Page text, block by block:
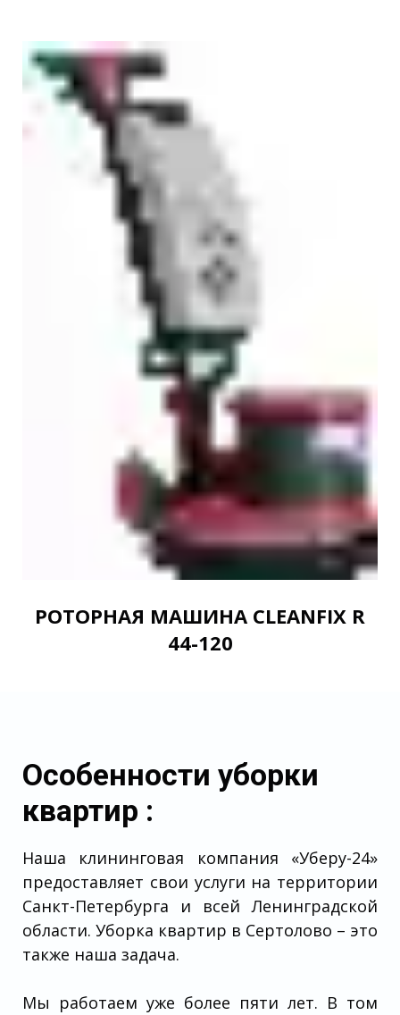
РОТОРНАЯ МАШИНА CLEANFIX R
44-120
Особенности уборки
квартир :
Наша клининговая компания «Уберу-24»
предоставляет свои услуги на территории
Санкт-Петербурга и всей Ленинградской
области. Уборка квартир в Сертолово – это
также наша задача.
Мы работаем уже более пяти лет. В том